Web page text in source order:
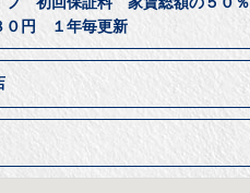
０円 １年毎更新